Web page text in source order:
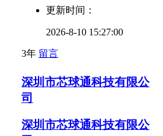
更新时间：
2026-8-10 15:27:00
3年 留言
深圳市芯球通科技有限公
司
深圳市芯球通科技有限公